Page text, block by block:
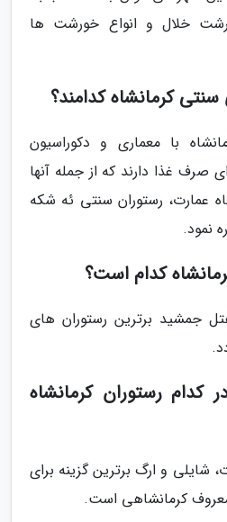
خلال و انواع خورشت ها
کرمانشاه کدامند؟
با معماری و دکوراسیون
صرف غذا دارند که از جمله آنها
عمارت، رستوران سنتی ئه شکه
نمود.
کدام است؟
جمشید برترین رستوران های
کدام رستوران کرمانشاه
شایلی و ارگ برترین گزینه برای
کرمانشاهی است.